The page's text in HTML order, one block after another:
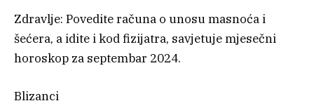
Zdravlje: Povedite računa o unosu masnoća i
šećera, a idite i kod fizijatra, savjetuje mjesečni
horoskop za septembar 2024.
Blizanci